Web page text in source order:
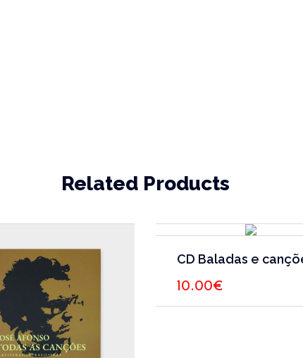
Related Products
CD Baladas e
10.00€